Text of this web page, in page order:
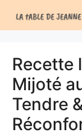
au
Recette
Mijoté
Tendre